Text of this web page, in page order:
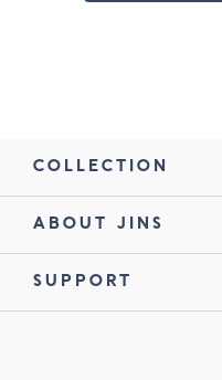
COLLECTION
ABOUT JINS
SUPPORT